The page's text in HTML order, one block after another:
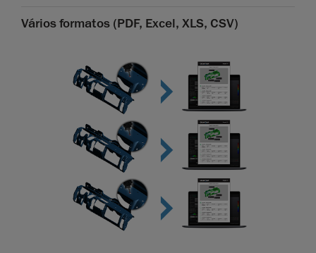
Vários formatos (PDF, Excel, XLS, CSV)